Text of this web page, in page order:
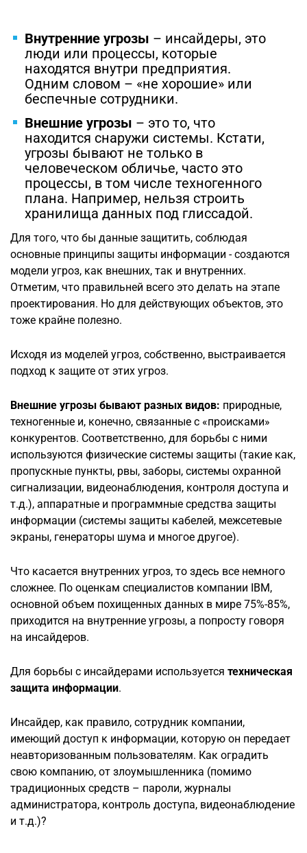
Внутренние угрозы – инсайдеры, это
люди или процессы, которые
находятся внутри предприятия.
Одним словом – «не хорошие» или
беспечные сотрудники.
Внешние угрозы – это то, что
находится снаружи системы. Кстати,
угрозы бывают не только в
человеческом обличье, часто это
процессы, в том числе техногенного
плана. Например, нельзя строить
хранилища данных под глиссадой.
Для того, что бы данные защитить, соблюдая
основные принципы защиты информации - создаются
модели угроз, как внешних, так и внутренних.
Отметим, что правильней всего это делать на этапе
проектирования. Но для действующих объектов, это
тоже крайне полезно.
Исходя из моделей угроз, собственно, выстраивается
подход к защите от этих угроз.
Внешние угрозы бывают разных видов: природные,
техногенные и, конечно, связанные с «происками»
конкурентов. Соответственно, для борьбы с ними
используются физические системы защиты (такие как,
пропускные пункты, рвы, заборы, системы охранной
сигнализации, видеонаблюдения, контроля доступа и
т.д.), аппаратные и программные средства защиты
информации (системы защиты кабелей, межсетевые
экраны, генераторы шума и многое другое).
Что касается внутренних угроз, то здесь все немного
сложнее. По оценкам специалистов компании IBM,
основной объем похищенных данных в мире 75%-85%,
приходится на внутренние угрозы, а попросту говоря
на инсайдеров.
Для борьбы с инсайдерами используется техническая
защита информации.
Инсайдер, как правило, сотрудник компании,
имеющий доступ к информации, которую он передает
неавторизованным пользователям. Как оградить
свою компанию, от злоумышленника (помимо
традиционных средств – пароли, журналы
администратора, контроль доступа, видеонаблюдение
и т.д.)?